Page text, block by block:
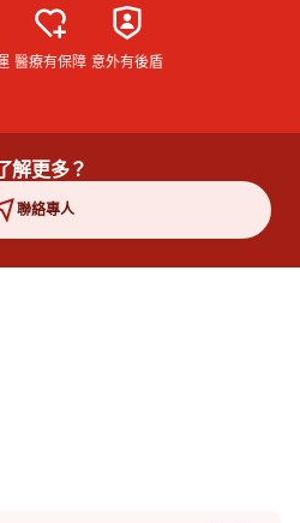
醫療有保障 意外有後盾
解更多？
聯絡專人